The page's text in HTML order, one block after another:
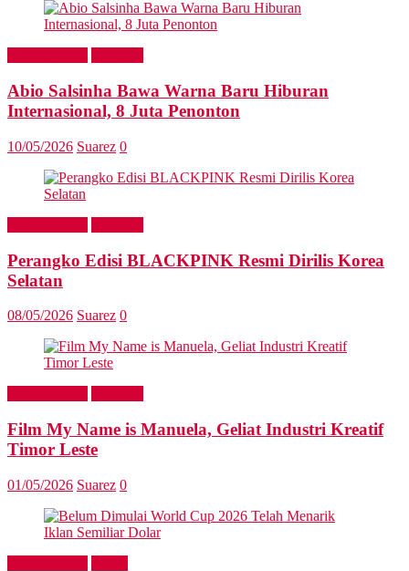
Abio Salsinha Bawa Warna Baru Hiburan
Internasional, 8 Juta Penonton
10/05/2026 Suarez 0
Perangko Edisi BLACKPINK Resmi Dirilis Korea
Selatan
08/05/2026 Suarez 0
Film My Name is Manuela, Geliat Industri Kreatif
Timor Leste
01/05/2026 Suarez 0